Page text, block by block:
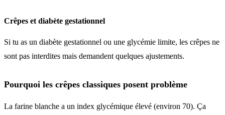
Crêpes et diabète gestationnel
Si tu as un diabète gestationnel ou une glycémie limite, les crêpes ne
sont pas interdites mais demandent quelques ajustements.
Pourquoi les crêpes classiques posent problème
La farine blanche a un index glycémique élevé (environ 70). Ça